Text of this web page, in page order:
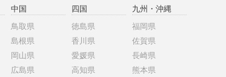
中国
鳥取県
島根県
岡山県
広島県
四国
徳島県
香川県
愛媛県
高知県
九州・沖縄
福岡県
佐賀県
長崎県
熊本県